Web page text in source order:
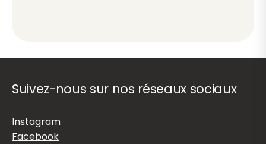
Suivez-nous sur nos réseaux sociaux
Instagram
Facebook